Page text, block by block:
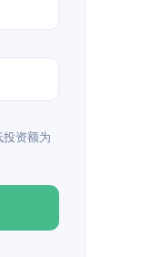
投资额为